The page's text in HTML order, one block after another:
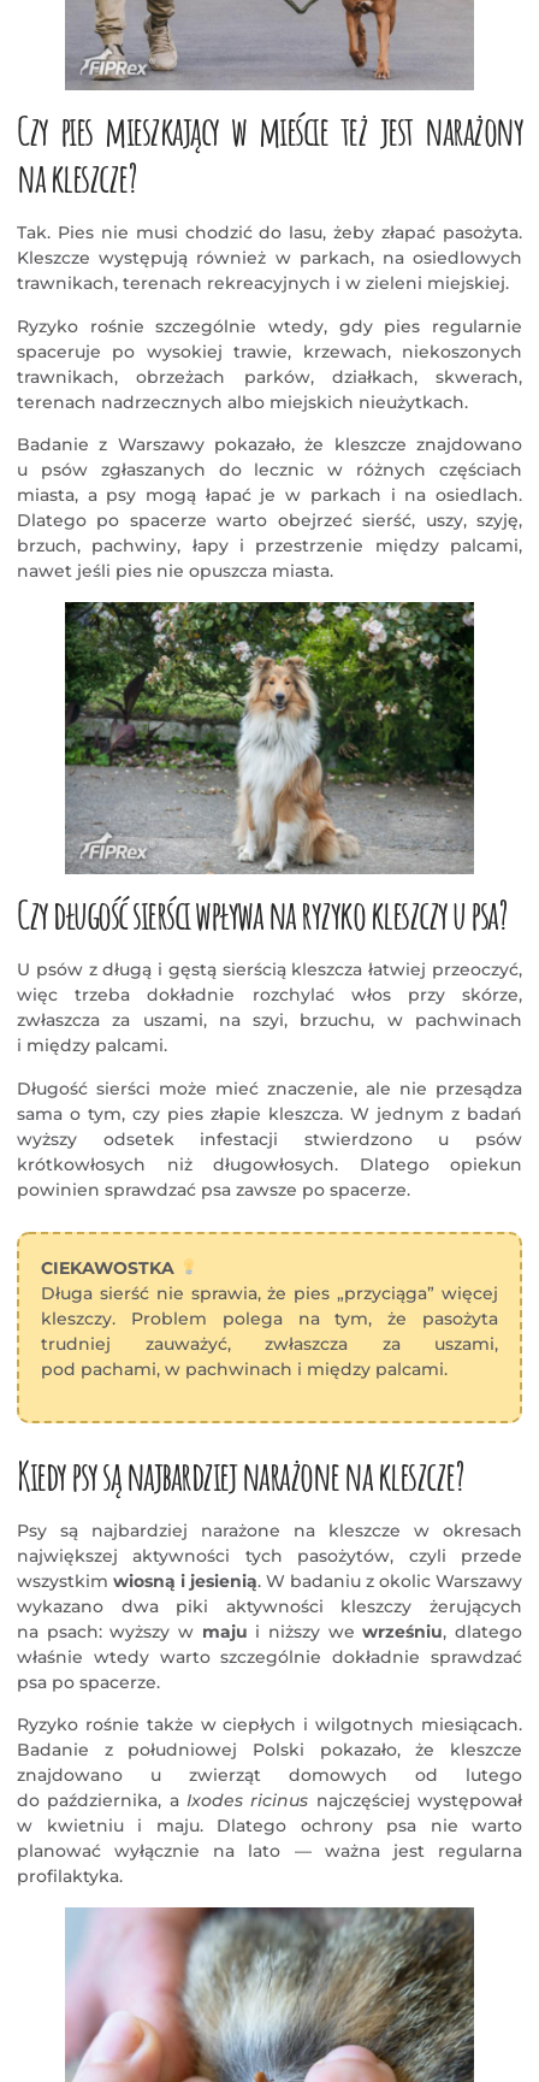
Czy pies mieszkający w mieście też jest narażony
na kleszcze?
Tak. Pies nie musi chodzić do lasu, żeby złapać pasożyta.
Kleszcze występują również w parkach, na osiedlowych
trawnikach, terenach rekreacyjnych i w zieleni miejskiej.
Ryzyko rośnie szczególnie wtedy, gdy pies regularnie
spaceruje po wysokiej trawie, krzewach, niekoszonych
trawnikach, obrzeżach parków, działkach, skwerach,
terenach nadrzecznych albo miejskich nieużytkach.
Badanie z Warszawy pokazało, że kleszcze znajdowano
u psów zgłaszanych do lecznic w różnych częściach
miasta, a psy mogą łapać je w parkach i na osiedlach.
Dlatego po spacerze warto obejrzeć sierść, uszy, szyję,
brzuch, pachwiny, łapy i przestrzenie między palcami,
nawet jeśli pies nie opuszcza miasta.
Czy długość sierści wpływa na ryzyko kleszczy u psa?
U psów z długą i gęstą sierścią kleszcza łatwiej przeoczyć,
więc trzeba dokładnie rozchylać włos przy skórze,
zwłaszcza za uszami, na szyi, brzuchu, w pachwinach
i między palcami.
Długość sierści może mieć znaczenie, ale nie przesądza
sama o tym, czy pies złapie kleszcza. W jednym z badań
wyższy odsetek infestacji stwierdzono u psów
krótkowłosych niż długowłosych. Dlatego opiekun
powinien sprawdzać psa zawsze po spacerze.
CIEKAWOSTKA
Długa sierść nie sprawia, że pies „przyciąga” więcej
kleszczy. Problem polega na tym, że pasożyta
trudniej zauważyć, zwłaszcza za uszami,
pod pachami, w pachwinach i między palcami.
Kiedy psy są najbardziej narażone na kleszcze?
Psy są najbardziej narażone na kleszcze w okresach
największej aktywności tych pasożytów, czyli przede
wszystkim wiosną i jesienią. W badaniu z okolic Warszawy
wykazano dwa piki aktywności kleszczy żerujących
na psach: wyższy w maju i niższy wewrześniu, dlatego
właśnie wtedy warto szczególnie dokładnie sprawdzać
psa po spacerze.
Ryzyko rośnie także w ciepłych i wilgotnych miesiącach.
Badanie z południowej Polski pokazało, że kleszcze
znajdowano u zwierząt domowych od lutego
do października, a Ixodes ricinus najczęściej występował
w kwietniu i maju. Dlatego ochrony psa nie warto
planować wyłącznie na lato — ważna jest regularna
profilaktyka.